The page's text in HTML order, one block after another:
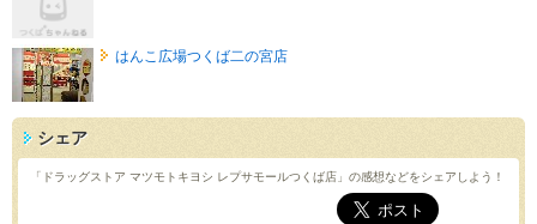
はんこ広場つくば二の宮店
シェア
「ドラッグストア マツモトキヨシ レプサモールつくば店」の感想などをシェアしよう！